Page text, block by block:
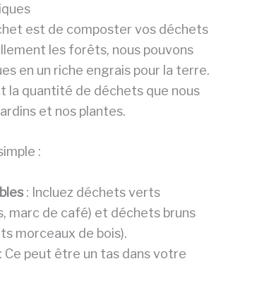
est de composter vos déchets
les forêts, nous pouvons
en un riche engrais pour la terre.
la quantité de déchets que nous
et nos plantes.
:
: Incluez déchets verts
marc de café) et déchets bruns
morceaux de bois).
: Ce peut être un tas dans votre